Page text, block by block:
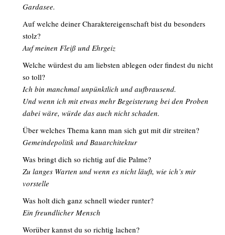
Gardasee.
Auf welche deiner Charaktereigenschaft bist du besonders
stolz?
Auf meinen Fleiß und Ehrgeiz
Welche würdest du am liebsten ablegen oder findest du nicht
so toll?
Ich bin manchmal unpünktlich und aufbrausend.
Und wenn ich mit etwas mehr Begeisterung bei den Proben
dabei wäre, würde das auch nicht schaden.
Über welches Thema kann man sich gut mit dir streiten?
Gemeindepolitik und Bauarchitektur
Was bringt dich so richtig auf die Palme?
Zu langes Warten und wenn es nicht läuft, wie ich’s mir
vorstelle
Was holt dich ganz schnell wieder runter?
Ein freundlicher Mensch
Worüber kannst du so richtig lachen?